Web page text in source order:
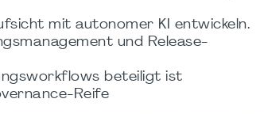
mit autonomer KI entwickeln.
und Release-
beteiligt ist
Reife